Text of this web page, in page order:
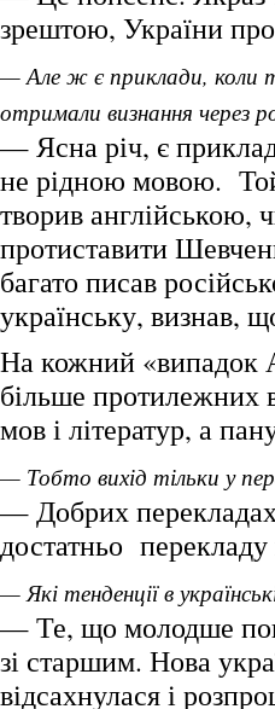
зрештою, України
— Але ж є приклади, коли
отримали визнання через
— Ясна річ, є
не рідною мовою.
творив
протиставити
багато писав
українську, визнав,
На кожний «випадок
більше протилежних
мов і літератур, а
— Тобто вихід тільки у
— Добрих
достатньо
— Які тенденції в
— Те, що молодше
зі старшим. Нова
відсахнулася і